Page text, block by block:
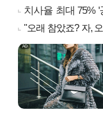
치사율 최대 75%
"오래 참았죠? 자,